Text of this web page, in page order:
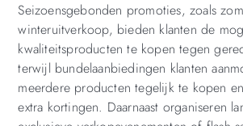
Seizoensgebonden promoties, zoals
winteruitverkoop, bieden klanten de
kwaliteitsproducten te kopen tegen
terwijl bundelaanbiedingen klanten
meerdere producten tegelijk te kopen
extra kortingen. Daarnaast organiseren